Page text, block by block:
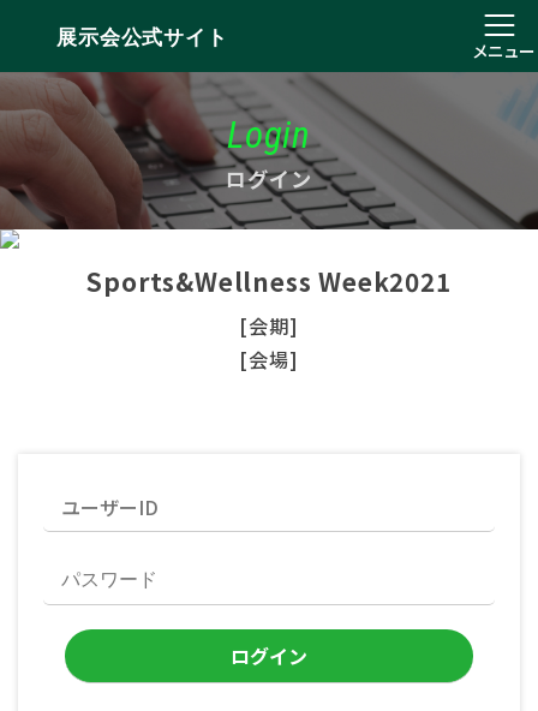
展示会公式サイト
メニュー
Login
ログイン
Sports&Wellness Week2021
[会期]
[会場]